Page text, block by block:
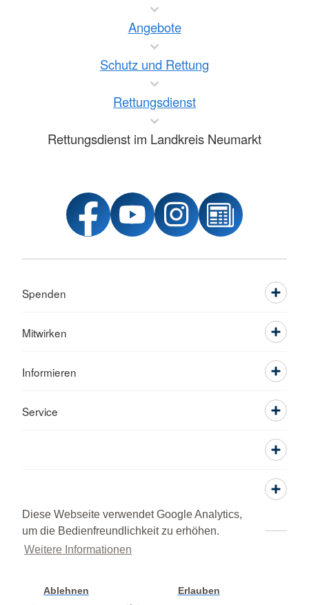
Diese Webseite verwendet Google Analytics,
um die Bedienfreundlichkeit zu erhöhen.
Weitere Informationen
Ablehnen Erlauben
Angebote
Schutz und Rettung
Rettungsdienst
Rettungsdienst im Landkreis Neumarkt
Spenden
Mitwirken
Informieren
Service
Adressen Kontakt Sitemap
© 2026 BRK Kreisverband Neumarkt i. d. OPf.